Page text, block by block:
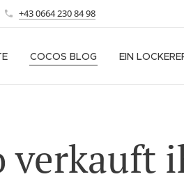
+43 0664 230 84 98
COCOS BLOG EIN
verkauft